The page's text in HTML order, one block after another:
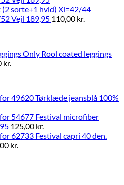
(2 sorte+1 hvid) Xl=42/44
Vejl 189,95 110,00 kr.
Only Rool coated leggings
kr.
Tørklæde jeansblå 100%
Festival microfiber
125,00 kr.
Festival capri 40 den.
kr.